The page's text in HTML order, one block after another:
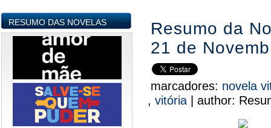
RESUMO DAS NOVELAS
Resumo da
21 de
marcadores: novela
, vitória | author: